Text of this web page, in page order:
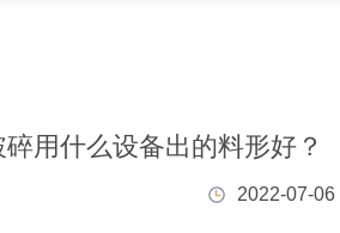
用什么设备出的料形好？
2022-07-06